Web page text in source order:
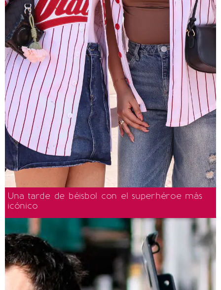
Una tarde de béisbol con el superhéroe más
icónico